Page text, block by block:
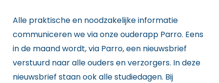
Alle praktische en noodzakelijke informatie
communiceren we via onze ouderapp Parro. Eens
in de maand wordt, via Parro, een nieuwsbrief
verstuurd naar alle ouders en verzorgers. In deze
nieuwsbrief staan ook alle studiedagen. Bij